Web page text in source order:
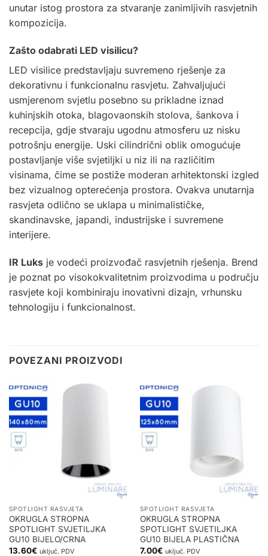
unutar istog prostora za stvaranje zanimljivih rasvjetnih
kompozicija.
Zašto odabrati LED visilicu?
LED visilice predstavljaju suvremeno rješenje za
dekorativnu i funkcionalnu rasvjetu. Zahvaljujući
usmjerenom svjetlu posebno su prikladne iznad
kuhinjskih otoka, blagovaonskih stolova, šankova i
recepcija, gdje stvaraju ugodnu atmosferu uz nisku
potrošnju energije. Uski cilindrični oblik omogućuje
postavljanje više svjetiljki u niz ili na različitim
visinama, čime se postiže moderan arhitektonski izgled
bez vizualnog opterećenja prostora. Ovakva unutarnja
rasvjeta odlično se uklapa u minimalističke,
skandinavske, japandi, industrijske i suvremene
interijere.
IR Luks je vodeći proizvođač rasvjetnih rješenja. Brend
je poznat po visokokvalitetnim proizvodima u području
rasvjete koji kombiniraju inovativni dizajn, vrhunsku
tehnologiju i funkcionalnost.
POVEZANI PROIZVODI
SPOTLIGHT RASVJETA
OKRUGLA STROPNA
SPOTLIGHT SVJETILJKA
GU10 BIJELO/CRNA
13.60€ uključ. PDV
SPOTLIGHT RASVJETA
OKRUGLA STROPNA
SPOTLIGHT SVJETILJKA
GU10 BIJELA PLASTIČNA
7.00€ uključ. PDV